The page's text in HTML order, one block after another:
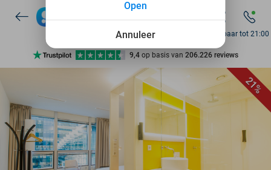
7 dagen per week beschikbaar
10+ miljoen leden
9,4 op basis van 206.226 reviews
Ontdek 15.000+ deals
7 dagen per week beschikbaar
10+ miljoen leden
Bereikbaar tot 21:00
21%
Annuleer
Open